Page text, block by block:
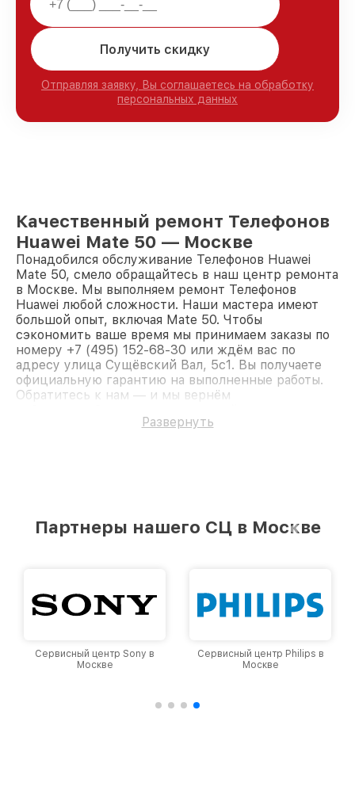
Получить скидку
Отправляя заявку, Вы соглашаетесь на обработку
персональных данных
Качественный ремонт Телефонов
Huawei Mate 50 — Москве
Понадобился обслуживание Телефонов Huawei
Mate 50, смело обращайтесь в наш центр ремонта
в Москве. Мы выполняем ремонт Телефонов
Huawei любой сложности. Наши мастера имеют
большой опыт, включая Mate 50. Чтобы
сэкономить ваше время мы принимаем заказы по
номеру +7 (495) 152-68-30 или ждём вас по
адресу улица Сущёвский Вал, 5с1. Вы получаете
официальную гарантию на выполненные работы.
Обратитесь к нам — и мы вернём
Развернуть
Партнеры нашего СЦ в Москве
Сервисный центр Sony в
Москве
Сервисный центр Philips в
Москве